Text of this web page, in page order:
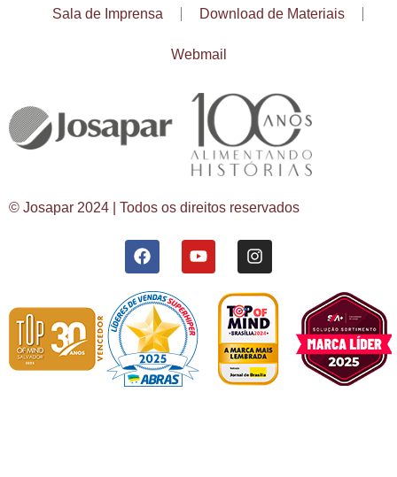
Sala de Imprensa Download de Materiais
Webmail
© Josapar 2024 | Todos os direitos reservados